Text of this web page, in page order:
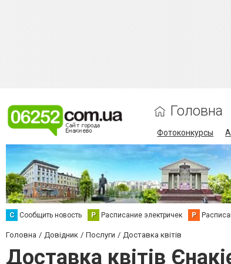
Головна
Фотоконкурсы
С Сообщить новость Р Расписание электричек Р
Головна Довідник Послуги Доставка квітів
Доставка квітів